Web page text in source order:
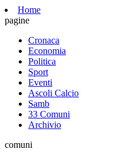
Home
pagine
Cronaca
Economia
Politica
Sport
Eventi
Ascoli Calcio
Samb
33 Comuni
Archivio
comuni